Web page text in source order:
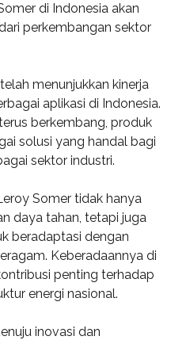
di Indonesia akan
perkembangan sektor
menunjukkan kinerja
aplikasi di Indonesia.
berkembang, produk
solusi yang handal bagi
sektor industri.
Somer tidak hanya
daya tahan, tetapi juga
beradaptasi dengan
Keberadaannya di
penting terhadap
energi nasional.
inovasi dan